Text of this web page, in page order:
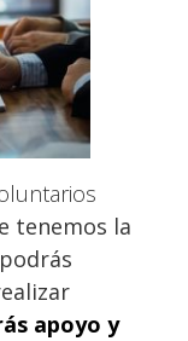
tenemos la
apoyo y